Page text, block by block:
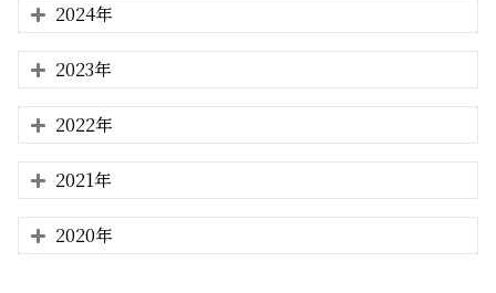
2024年
2023年
2022年
2021年
2020年